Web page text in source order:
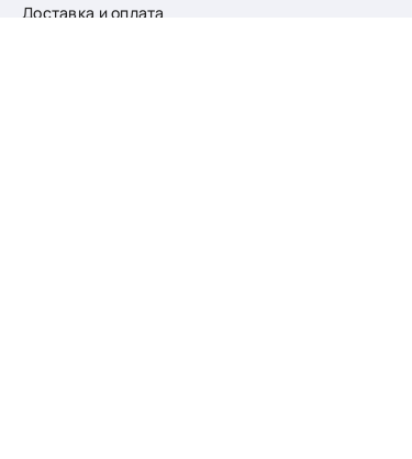
Доставка и оплата